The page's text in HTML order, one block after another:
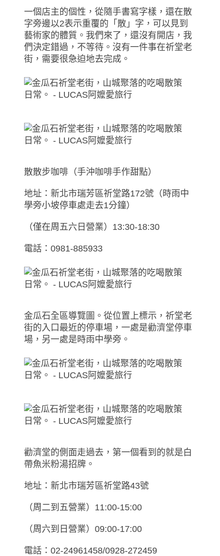
一個店主的個性，從隨手書寫字樣，還在散
字旁邊以2表示重覆的「散」字，可以見到
藝術家的體質。我們來了，還沒有開店，我
們決定錯過，不等待。沒有一件事在祈堂老
街，需要很急迫地去完成。
散散步咖啡（手沖咖啡手作甜點）
地址：新北市瑞芳區祈堂路172號（時雨中
學旁小坡停車處走去1分鐘）
（僅在周五六日營業）13:30-18:30
電話：0981-885933
金瓜石全區導覽圖。從位置上標示，祈堂老
街的入口最近的停車場，一處是勸濟堂停車
場，另一處是時雨中學旁。
勸濟堂的側面走過去，第一個看到的就是白
帶魚米粉湯招牌。
地址：新北市瑞芳區祈堂路43號
（周二到五營業）11:00-15:00
（周六到日營業）09:00-17:00
電話：02-24961458/0928-272459